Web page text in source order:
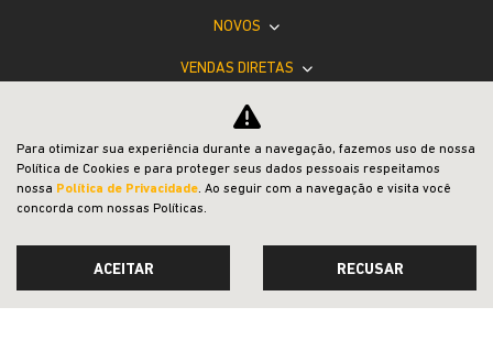
TAXA ZERO EM 24X
PESSOA FÍSICA
R$ 147.990,00
Para otimizar sua experiência durante a navegação, fazemos uso de nossa
Política de Cookies e para proteger seus dados pessoais respeitamos
nossa Política de Privacidade. Ao seguir com a navegação e visita você
concorda com nossas Políticas.
ACEITAR RECUSAR